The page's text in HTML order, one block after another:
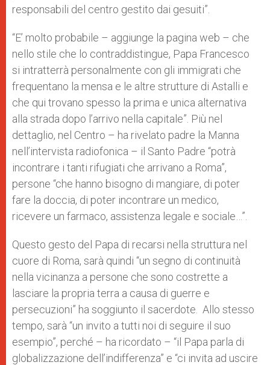
responsabili del centro gestito dai gesuiti”.
“E’ molto probabile – aggiunge la pagina web – che
nello stile che lo contraddistingue, Papa Francesco
si intratterrà personalmente con gli immigrati che
frequentano la mensa e le altre strutture di Astalli e
che qui trovano spesso la prima e unica alternativa
alla strada dopo l’arrivo nella capitale”. Più nel
dettaglio, nel Centro – ha rivelato padre la Manna
nell’intervista radiofonica – il Santo Padre “potrà
incontrare i tanti rifugiati che arrivano a Roma”,
persone “che hanno bisogno di mangiare, di poter
fare la doccia, di poter incontrare un medico,
ricevere un farmaco, assistenza legale e sociale…”.
Questo gesto del Papa di recarsi nella struttura nel
cuore di Roma, sarà quindi “un segno di continuità
nella vicinanza a persone che sono costrette a
lasciare la propria terra a causa di guerre e
persecuzioni” ha soggiunto il sacerdote. Allo stesso
tempo, sarà “un invito a tutti noi di seguire il suo
esempio”, perché – ha ricordato – “il Papa parla di
globalizzazione dell’indifferenza” e “ci invita ad uscire